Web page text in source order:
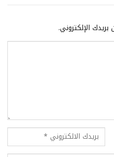
الإلكتروني.